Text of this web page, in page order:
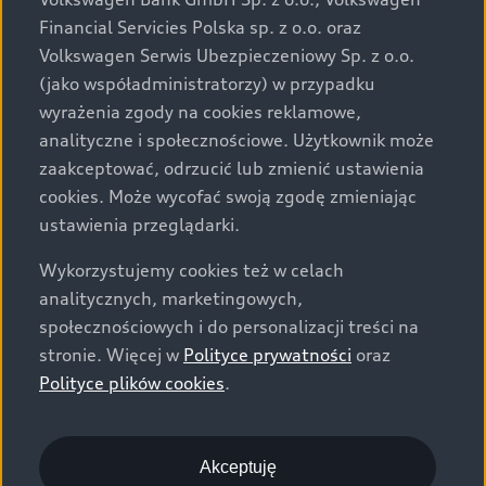
za dopłatą. Wiążące ustalenie ceny, wyposażenia i
specyfikacji pojazdu następują w umowie sprzedaży, a
określenie parametrów technicznych zawiera
świadectwo homologacji typu pojazdu. Zastrzegamy
sobie prawo do zmian i pomyłek. Wszelkie informacje
prezentowane na stronie są aktualne na dzień ich
zamieszczania. W celu uzyskania najnowszych
informacji prosimy kontaktować się z Partnerem Marki
Audi.
Wszystkie produkowane obecnie samochody marki Audi
są wykonywane z materiałów spełniających pod
względem możliwości odzysku i recyklingu wymagania
określone w normie ISO 22628 i są zgodne z
europejskimi świadectwami homologacji wydanymi wg
o.o. podlega obowiązkowi zapewnienia wszystkim
użytkownikom samochodów marki Volkswagen sieci
Financial Servicies Polska sp. z o.o. oraz
Volkswagen Serwis Ubezpieczeniowy Sp. z o.o.
(jako współadministratorzy) w przypadku
wyrażenia zgody na cookies reklamowe,
analityczne i społecznościowe. Użytkownik może
zaakceptować, odrzucić lub zmienić ustawienia
cookies. Może wycofać swoją zgodę zmieniając
ustawienia przeglądarki.
Wykorzystujemy cookies też w celach
analitycznych, marketingowych,
społecznościowych i do personalizacji treści na
stronie. Więcej w Polityce prywatności oraz
Polityce plików cookies.
Akceptuję